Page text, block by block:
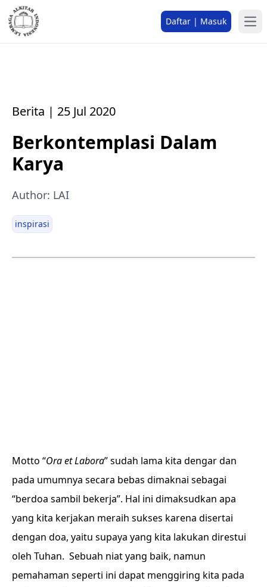
Daftar | Masuk
Berita | 25 Jul 2020
Berkontemplasi Dalam
Karya
Author: LAI
inspirasi
Motto “Ora et Labora” sudah lama kita dengar dan
pada umumnya secara bebas dimaknai sebagai
“berdoa sambil bekerja”. Hal ini dimaksudkan apa
yang kita kerjakan meraih sukses karena disertai
dengan doa, yaitu supaya yang kita lakukan direstui
oleh Tuhan. Sebuah niat yang baik, namun
pemahaman seperti ini dapat menggiring kita pada